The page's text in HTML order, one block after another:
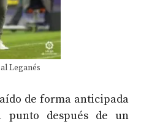
Leganés
de forma anticipada
punto después de un